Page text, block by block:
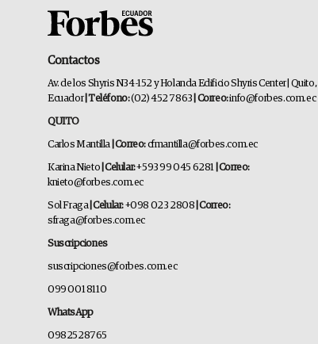
Contactos
Av. de los Shyris N34-152 y Holanda Edificio Shyris Center | Quito,
Ecuador | Teléfono:(02) 452 7863 | Correo:info@forbes.com.ec
QUITO
Carlos Mantilla | Correo:cfmantilla@forbes.com.ec
Karina Nieto | Celular:+593 99 045 6281 | Correo:
knieto@forbes.com.ec
Sol Fraga| Celular:+098 023 2808 | Correo:
sfraga@forbes.com.ec
Suscripciones
suscripciones@forbes.com.ec
099 001 8110
WhatsApp
0982528765